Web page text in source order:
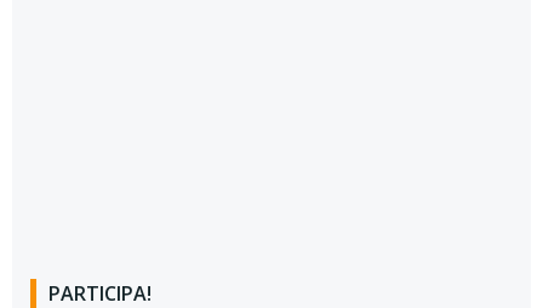
PARTICIPA!